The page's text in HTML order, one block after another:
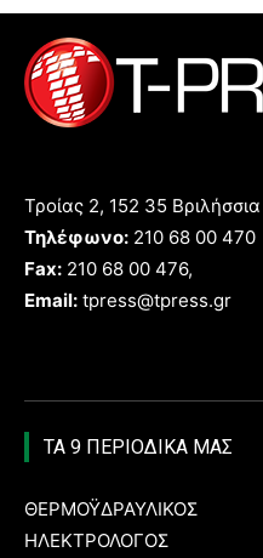
Τροίας 2, 152 35 Βριλήσσια
Τηλέφωνο: 210 68 00 470
Fax: 210 68 00 476,
Email: tpress@tpress.gr
ΤΑ 9 ΠΕΡΙΟΔΙΚΑ ΜΑΣ
ΘΕΡΜΟΫΔΡΑΥΛΙΚΟΣ
ΗΛΕΚΤΡΟΛΟΓΟΣ